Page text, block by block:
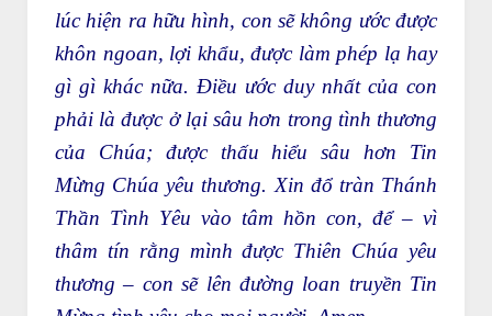
lúc hiện ra hữu hình, con sẽ không ước được
khôn ngoan, lợi khẩu, được làm phép lạ hay
gì gì khác nữa. Điều ước duy nhất của con
phải là được ở lại sâu hơn trong tình thương
của Chúa; được thấu hiểu sâu hơn Tin
Mừng Chúa yêu thương. Xin đổ tràn Thánh
Thần Tình Yêu vào tâm hồn con, để – vì
thâm tín rằng mình được Thiên Chúa yêu
thương – con sẽ lên đường loan truyền Tin